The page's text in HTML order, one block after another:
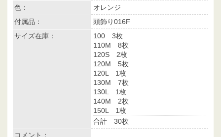
色：
オレンジ
付属品：
頭飾り016F
サイズ在庫：
100 3枚
110M 8枚
120S 2枚
120M 5枚
120L 1枚
130M 7枚
130L 1枚
140M 2枚
150L 1枚
合計 30枚
コメント：